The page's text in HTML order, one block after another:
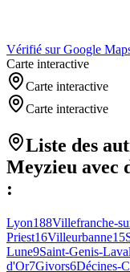
Vérifié sur Google
Carte interactive
Carte interactive
Carte interactive
Liste des
Meyzieu avec
:
Lyon188Villefranche-
Priest16Villeurbanne15
Lune9Saint-Genis-Laval
d'Or7Givors6Décines-